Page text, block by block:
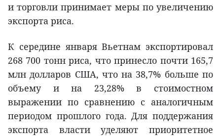
и торговли принимает меры по увеличению
экспорта риса.
К середине января Вьетнам экспортировал
268 700 тонн риса, что принесло почти 165,7
млн долларов США, что на 38,7% больше по
объему и на 23,28% в стоимостном
выражении по сравнению с аналогичным
периодом прошлого года. Для поддержания
экспорта власти уделяют приоритетное